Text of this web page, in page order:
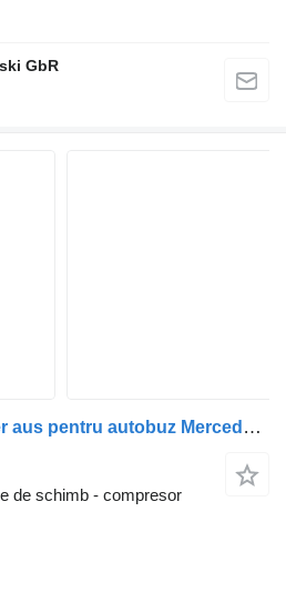
GbR
Compresor clima Blitzer aus pentru autobuz Mercedes-Benz Tourismo 16 RHD
de schimb - compresor